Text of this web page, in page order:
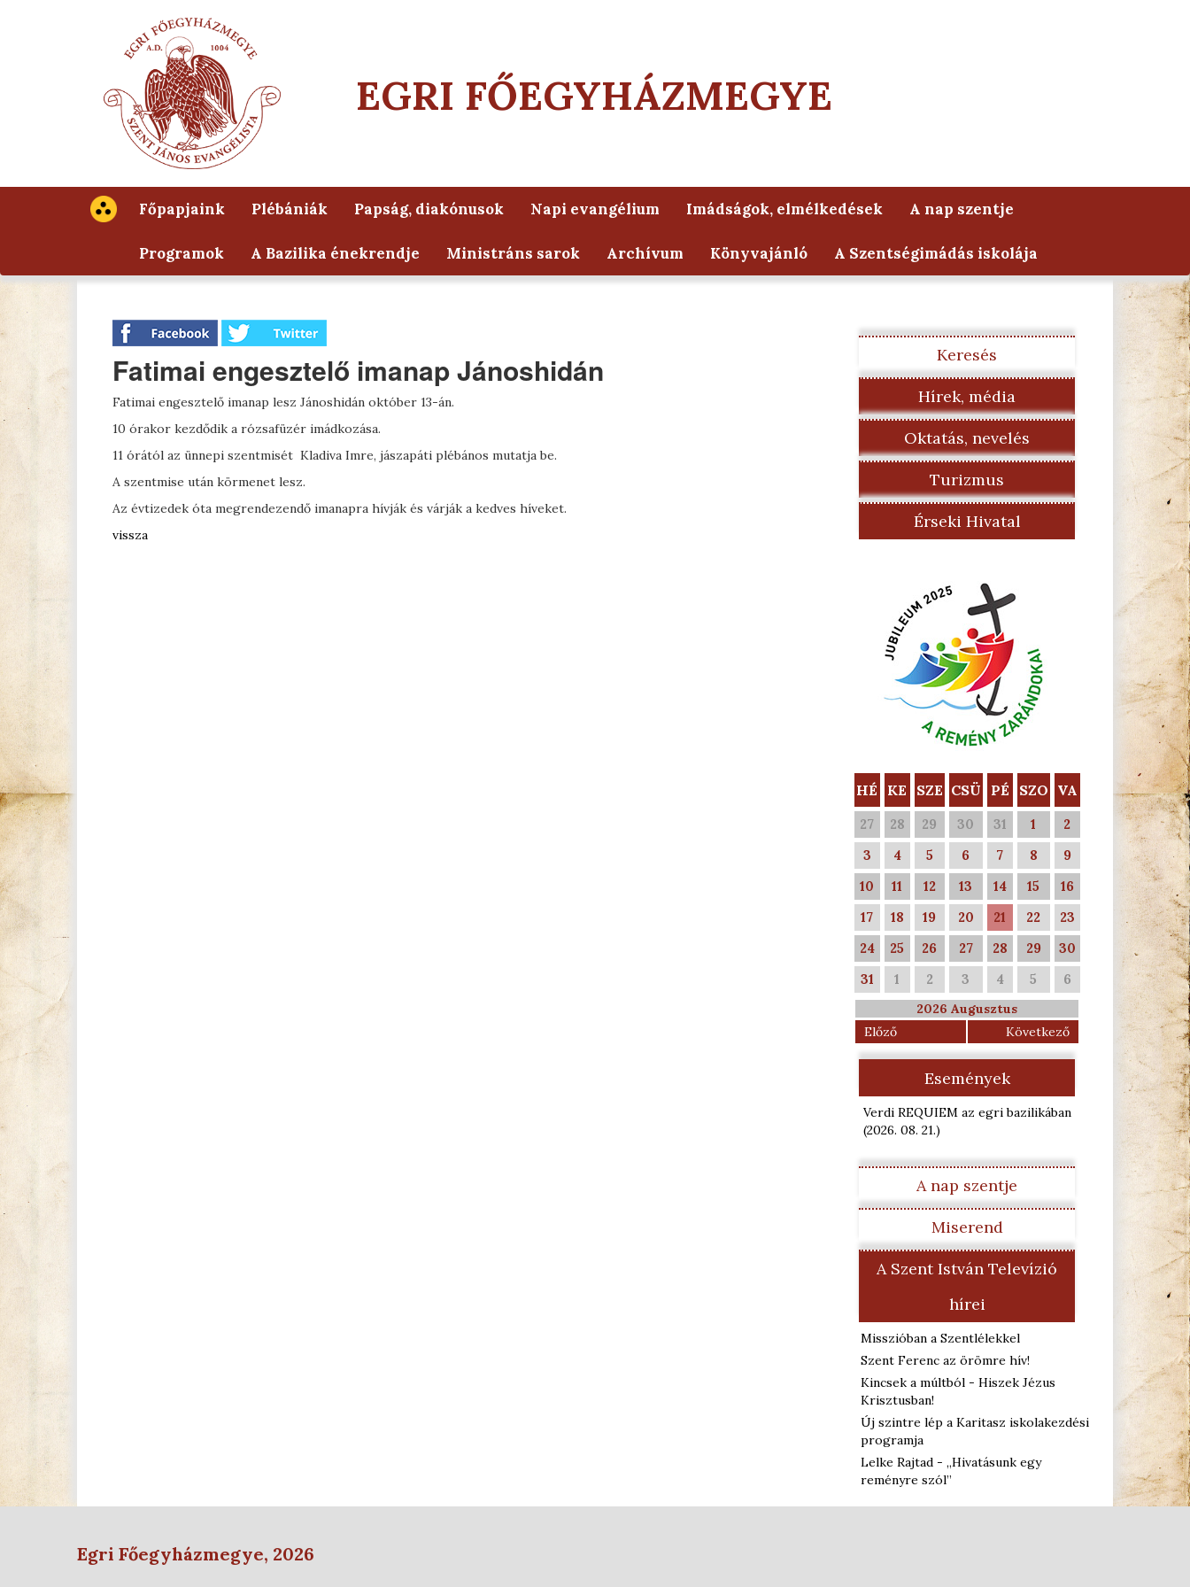
EGRI FŐEGYHÁZMEGYE
Főpapjaink Plébániák Papság, diakónusok Napi evangélium Imádságok, elmélkedések A nap szentje
Programok A Bazilika énekrendje Ministráns sarok Archívum Könyvajánló A Szentségimádás iskolája
Fatimai engesztelő imanap Jánoshidán
Fatimai engesztelő imanap lesz Jánoshidán október 13-án.
10 órakor kezdődik a rózsafüzér imádkozása.
11 órától az ünnepi szentmisét Kladiva Imre, jászapáti plébános mutatja be.
A szentmise után körmenet lesz.
Az évtizedek óta megrendezendő imanapra hívják és várják a kedves híveket.
vissza
Keresés
Hírek, média
Oktatás, nevelés
Turizmus
Érseki Hivatal
HÉ KE SZE CSÜ PÉ SZO VA
27 28 29 30 31 1
2
3
4 5 6 7 8
9
10
11 12 13 14 15
16
17
18 19 20 21 22
23
24
25 26 27 28 29
30
31
1 2 3 4 5 6
2026 Augusztus
Előző
Következő
Események
Verdi REQUIEM az egri bazilikában
(2026. 08. 21.)
A nap szentje
Miserend
A Szent István Televízió
hírei
Misszióban a Szentlélekkel
Szent Ferenc az örömre hív!
Kincsek a múltból - Hiszek Jézus
Krisztusban!
Új szintre lép a Karitasz iskolakezdési
programja
Lelke Rajtad - „Hivatásunk egy
reményre szól”
Egri Főegyházmegye, 2026